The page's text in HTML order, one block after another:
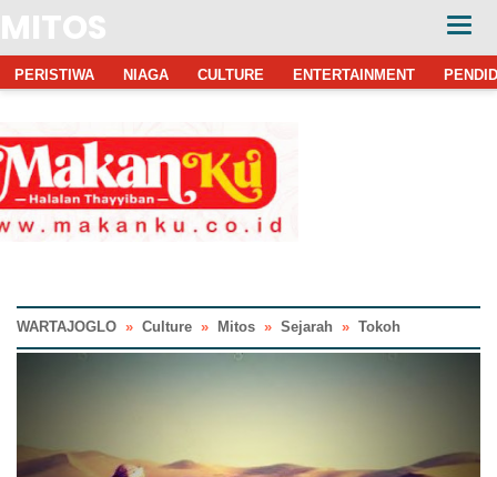
MITOS
PERISTIWA NIAGA CULTURE ENTERTAINMENT
WARTAJOGLO » Culture » Mitos » Sejarah » Tokoh